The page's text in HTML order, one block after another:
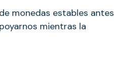
monedas estables antes
mientras la